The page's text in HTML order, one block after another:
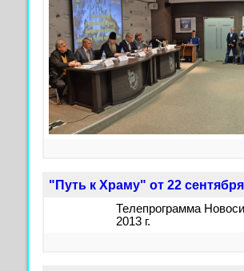
"Путь к Храму" от 22 сентября
Телепрограмма
2013 г.